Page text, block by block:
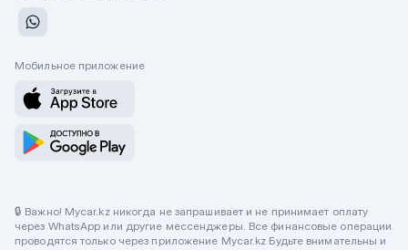
Мобильное приложение
🔒 Важно! Mycar.kz никогда не запрашивает и не принимает оплату
через WhatsApp или другие мессенджеры. Все финансовые операции
проводятся только через приложение Mycar.kz Будьте внимательны и